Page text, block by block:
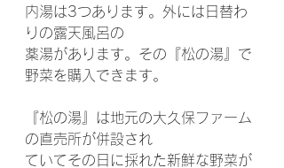
内湯は3つあります。外には日替わ
りの露天風呂の
薬湯があります。その『松の湯』で
野菜を購入できます。
『松の湯』は地元の大久保ファーム
の直売所が併設され
ていてその日に採れた新鮮な野菜が